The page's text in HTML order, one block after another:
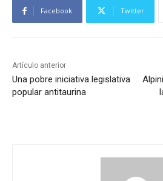
Facebook Twitter
Artículo anterior
Una pobre iniciativa legislativa
popular antitaurina